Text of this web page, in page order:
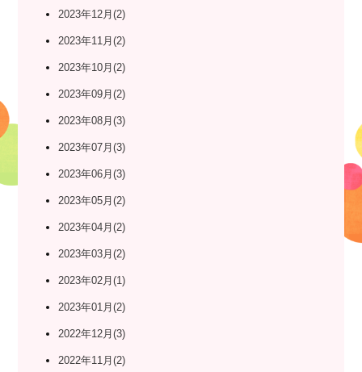
2023年12月(2)
2023年11月(2)
2023年10月(2)
2023年09月(2)
2023年08月(3)
2023年07月(3)
2023年06月(3)
2023年05月(2)
2023年04月(2)
2023年03月(2)
2023年02月(1)
2023年01月(2)
2022年12月(3)
2022年11月(2)